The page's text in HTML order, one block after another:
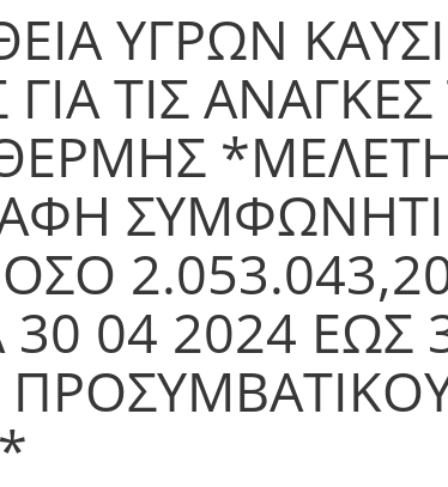
ΥΓΡΩΝ
ΤΙΣ
*ΜΕΛΕΤΗ
30 04 2024 ΕΩΣ